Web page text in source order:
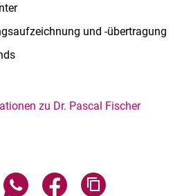
und -übertragung
zu Dr. Pascal Fischer
über E-Mail teilen
Seite über WhatsApp teilen
Seite über Facebook